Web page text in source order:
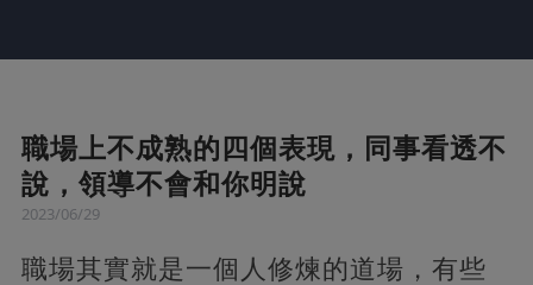
職場上不成熟的四個表現，同事看透不
說，領導不會和你明說
2023/06/29
職場其實就是一個人修煉的道場，有些